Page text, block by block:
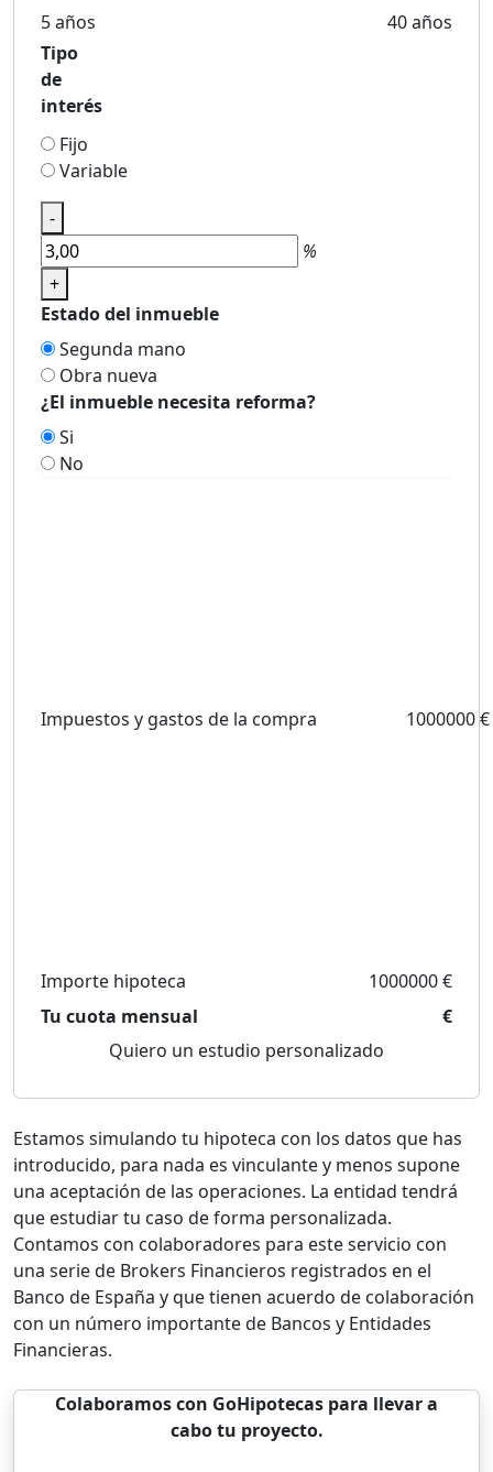
5 años
40 años
Tipo
de
interés
Fijo
Variable
-
%
+
Estado del inmueble
Segunda mano
Obra nueva
¿El inmueble necesita reforma?
Si
No
Impuestos y gastos de la compra 1000000 €
Importe hipoteca
1000000 €
Tu cuota mensual
€
Quiero un estudio personalizado
Estamos simulando tu hipoteca con los datos que has
introducido, para nada es vinculante y menos supone
una aceptación de las operaciones. La entidad tendrá
que estudiar tu caso de forma personalizada.
Contamos con colaboradores para este servicio con
una serie de Brokers Financieros registrados en el
Banco de España y que tienen acuerdo de colaboración
con un número importante de Bancos y Entidades
Financieras.
Colaboramos con GoHipotecas para llevar a
cabo tu proyecto.